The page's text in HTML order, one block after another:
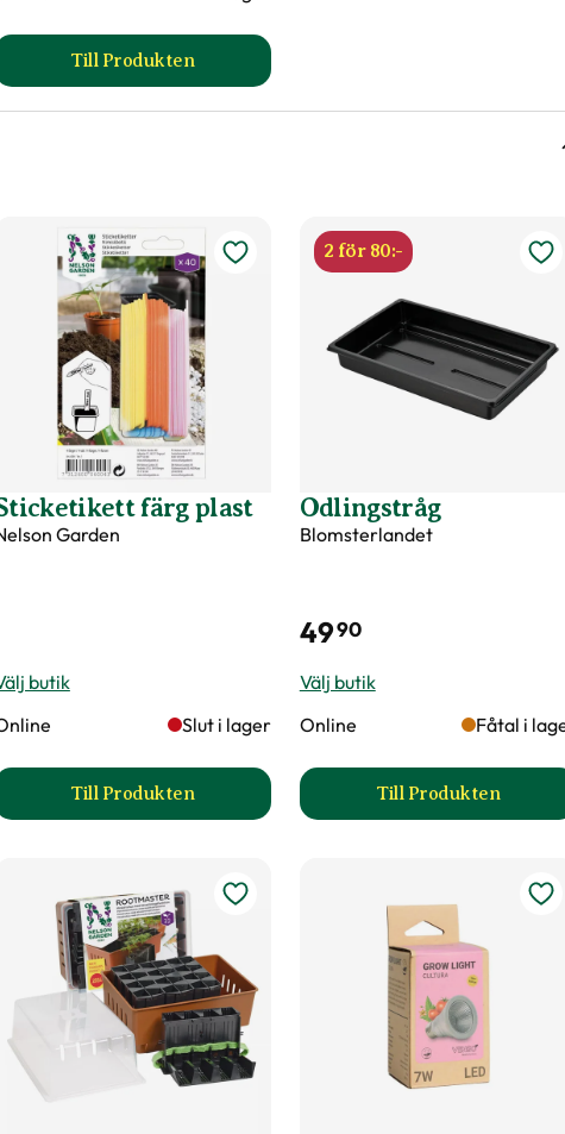
Såjord produktsida
Till Produkten
till Såjord produktsida
produktsida
färg plast
Garden
butik
Slut i lager
Till Produkten
till Sticketikett färg plast produktsida
2 för 80:-
Odlingstråg
Blomsterlandet
4990
Välj butik
Online
Fåtal i
Till Produkten
till Odlingstråg